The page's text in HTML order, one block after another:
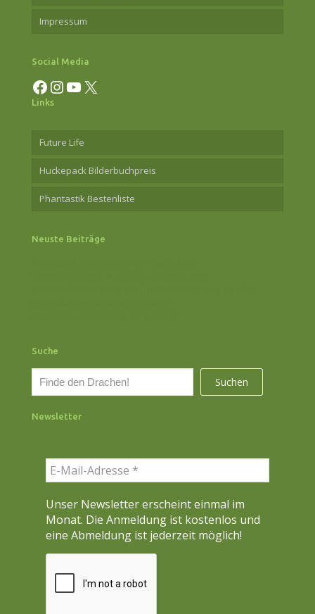
Impressum
Social Media
Facebook InstagramYouTube X
Links
Future Life
Huckepack Bilderbuchpreis
Phantastik Bestenliste
Neuste Beiträge
Suche
h
Suchen
Newsletter
Unser Newsletter erscheint einmal im
Monat. Die Anmeldung ist kostenlos und
eine Abmeldung ist jederzeit möglich!